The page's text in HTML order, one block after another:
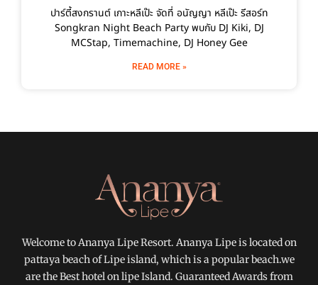
ปาร์ตี้สงกรานต์ เกาะหลีเป๊ะ จัดที่ อนัญญา หลีเป๊ะ รีสอร์ท
Songkran Night Beach Party พบกับ DJ Kiki, DJ
MCStap, Timemachine, DJ Honey Gee
READ MORE »
Welcome to Ananya Lipe Resort. Ananya Lipe is located on
pattaya beach of Lipe island, which is a popular beach.we
are the Best hotel on lipe Island. Guaranteed Awards from